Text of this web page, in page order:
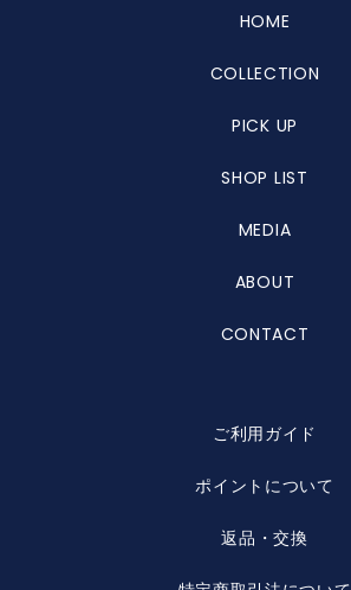
HOME
COLLECTION
PICK UP
SHOP LIST
MEDIA
ABOUT
CONTACT
ご利用ガイド
ポイントについて
返品・交換